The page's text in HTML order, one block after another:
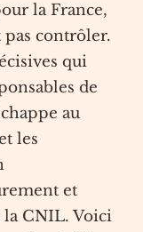
la France,
pas contrôler.
qui
de
au
les
et
CNIL. Voici